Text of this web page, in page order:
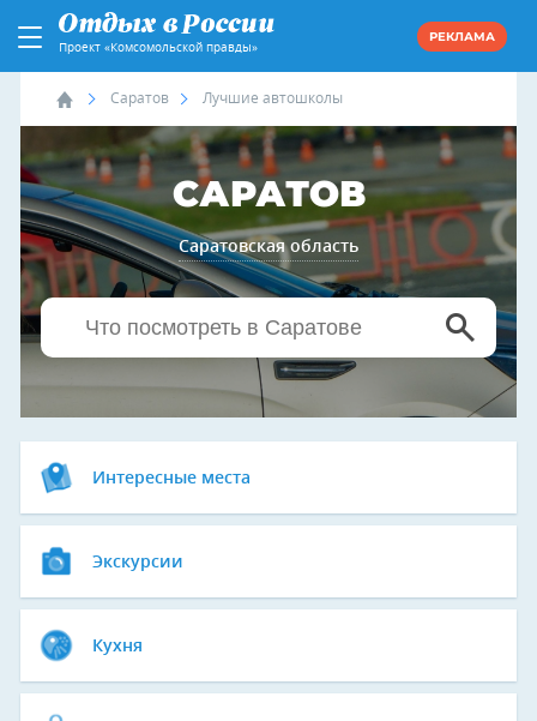
Проект «Комсомольской правды»
РЕКЛАМА
Саратов Лучшие автошколы
САРАТОВ
Саратовская область
Интересные места
Экскурсии
Кухня